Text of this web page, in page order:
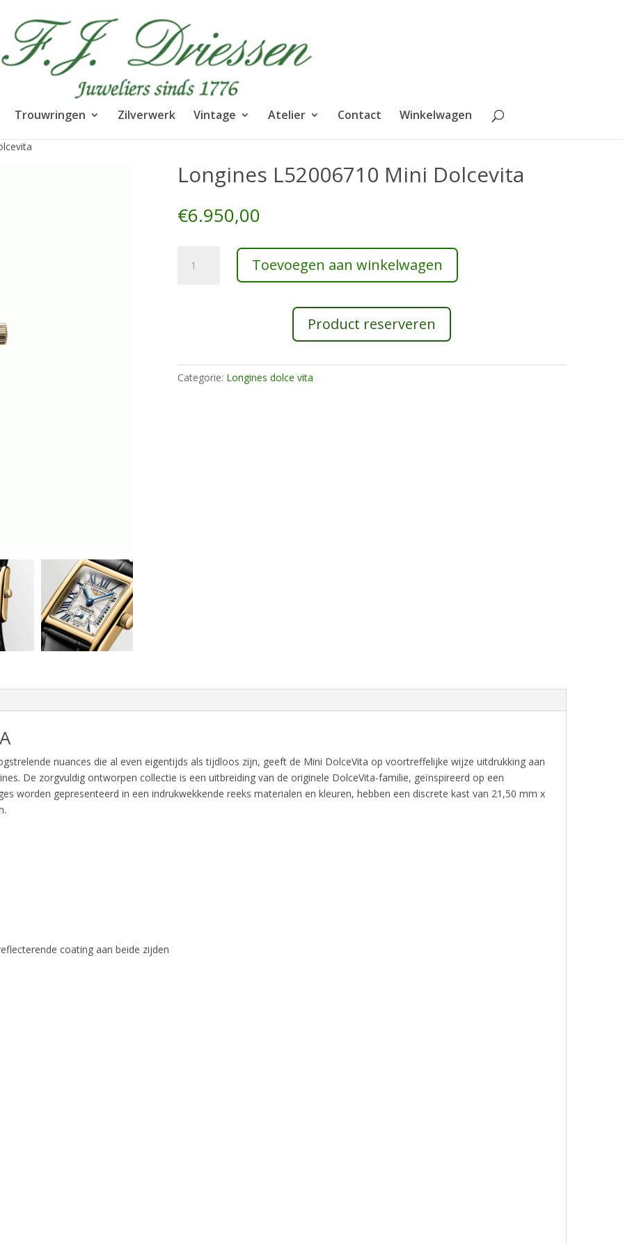
Trouwringen Zilverwerk Vintage Atelier Contact Winkelwagen
Longines L52006710 Mini Dolcevita
€6.950,00
L52006710
Toevoegen aan winkelwagen
Product reserveren
Categorie: Longines dolce vita
nuances die al even eigentijds als tijdloos zijn, geeft de Mini DolceVita op voortreffelijke wijze uitdrukking aan
De zorgvuldig ontworpen collectie is een uitbreiding van de originele DolceVita-familie, geïnspireerd op een
worden gepresenteerd in een indrukwekkende reeks materialen en kleuren, hebben een discrete kast van 21,50 mm x
coating aan beide zijden